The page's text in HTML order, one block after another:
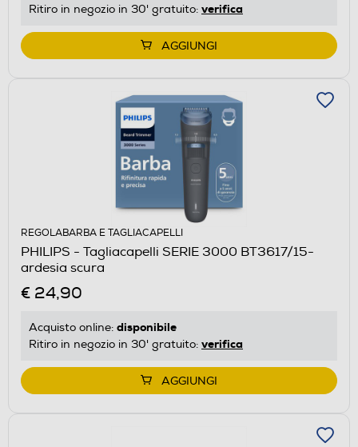
Ritiro in negozio in 30' gratuito: verifica
AGGIUNGI
REGOLABARBA E TAGLIACAPELLI
PHILIPS - Tagliacapelli SERIE 3000 BT3617/15-
ardesia scura
€ 24,90
Acquisto online: disponibile
Ritiro in negozio in 30' gratuito: verifica
AGGIUNGI